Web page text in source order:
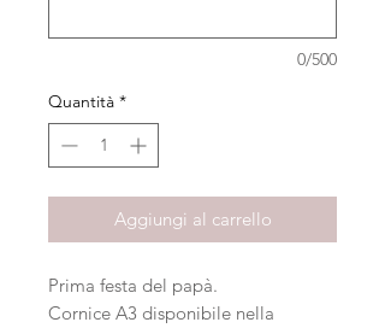
0/500
Quantità *
Aggiungi al carrello
Prima festa del papà.
Cornice A3 disponibile nella